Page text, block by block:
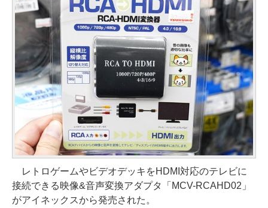
レトロゲームやビデオデッキをHDMI対応のテレビに
接続できる映像&音声変換アダプタ「MCV-RCAHD02」
がアイネックスから発売された。